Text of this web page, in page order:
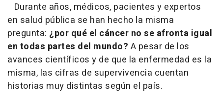
Durante años, médicos, pacientes y expertos
en salud pública se han hecho la misma
pregunta: ¿por qué el cáncer no se afronta igual
en todas partes del mundo? A pesar de los
avances científicos y de que la enfermedad es la
misma, las cifras de supervivencia cuentan
historias muy distintas según el país.